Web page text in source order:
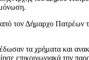
τον Δήμαρχο Πατρέων
τα χρήματα και
επικοινωνιακά την